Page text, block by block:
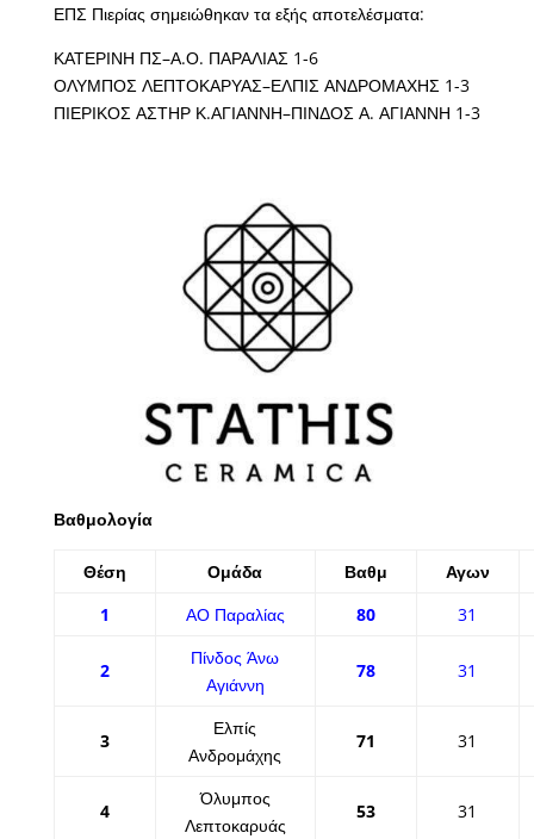
ΕΠΣ Πιερίας σημειώθηκαν τα εξής αποτελέσματα:
ΚΑΤΕΡΙΝΗ ΠΣ–Α.Ο. ΠΑΡΑΛΙΑΣ1-6
ΟΛΥΜΠΟΣ ΛΕΠΤΟΚΑΡΥΑΣ–ΕΛΠΙΣ ΑΝΔΡΟΜΑΧΗΣ1-3
ΠΙΕΡΙΚΟΣ ΑΣΤΗΡ Κ.ΑΓΙΑΝΝΗ–ΠΙΝΔΟΣ Α. ΑΓΙΑΝΝΗ 1-3
Βαθμολογία
Θέση Ομάδα Βαθμ
Αγων
1
ΑΟ Παραλίας 80 31
2
Πίνδος Άνω
Αγιάννη
78 31
3
Ελπίς
Ανδρομάχης
71 31
4
Όλυμπος
Λεπτοκαρυάς
53 31